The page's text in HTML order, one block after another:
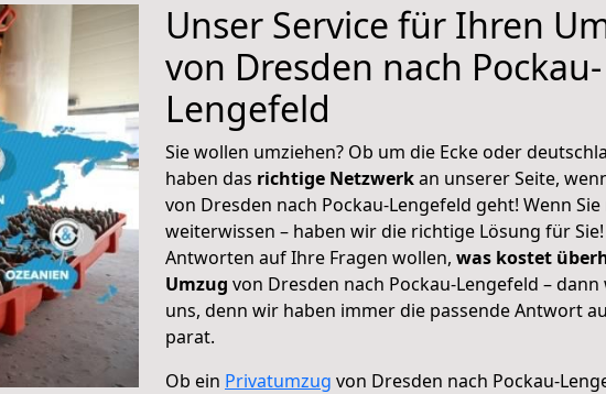
Unser Service für Ihren
von Dresden nach Pockau-
Lengefeld
Sie wollen umziehen? Ob um die Ecke oder
haben das richtige Netzwerkan unserer Seite,
von Dresden nach Pockau-Lengefeld geht! Wenn
weiterwissen – haben wir die richtige Lösung für Sie!
Antworten auf Ihre Fragen wollen, was kostet
Umzug von Dresden nach Pockau-Lengefeld – dann
uns, denn wir haben immer die passende Antwort
parat.
Ob ein Privatumzug von Dresden nach Pockau-